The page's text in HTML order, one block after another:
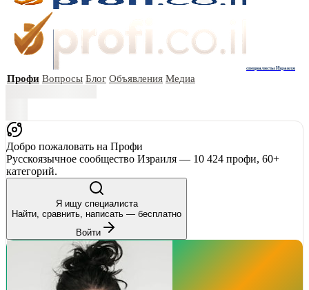
специалисты Израиля
Профи Вопросы Блог Объявления Медиа
Добро пожаловать на Профи
Русскоязычное сообщество Израиля — 10 424 профи, 60+
категорий.
Я ищу специалиста
Найти, сравнить, написать — бесплатно
Войти